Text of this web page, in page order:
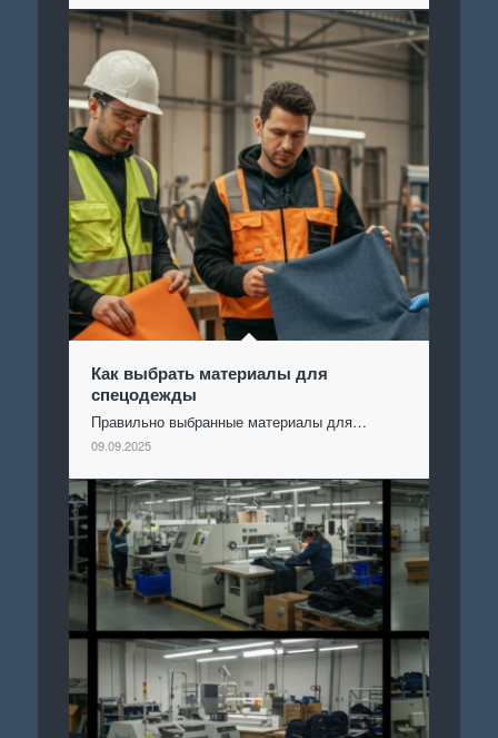
Как выбрать материалы для
спецодежды
Правильно выбранные материалы для…
09.09.2025